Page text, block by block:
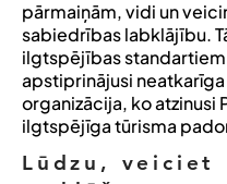
pārmaiņām, vidi un
sabiedrības labklājību.
ilgtspējības
apstiprinājusi neatkarīga
organizācija, ko atzinusi
ilgtspējīga tūrisma
Lūdzu, veiciet